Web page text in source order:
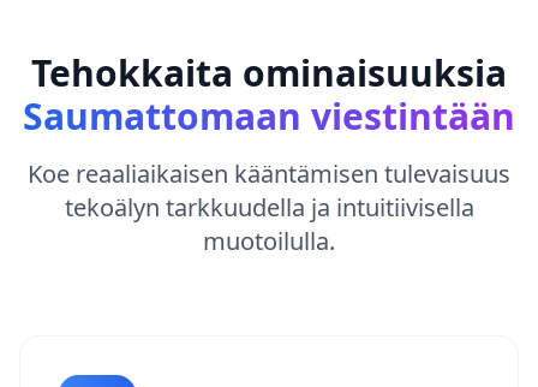
Tehokkaita ominaisuuksia
Saumattomaan viestintään
Koe reaaliaikaisen kääntämisen tulevaisuus
tekoälyn tarkkuudella ja intuitiivisella
muotoilulla.